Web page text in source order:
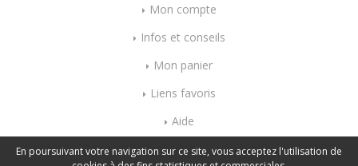
Mon compte
Infos et conseils
Mon panier
Liens favoris
Aide
Index mots-clés
En poursuivant votre navigation sur ce site, vous acceptez l'utilisation de